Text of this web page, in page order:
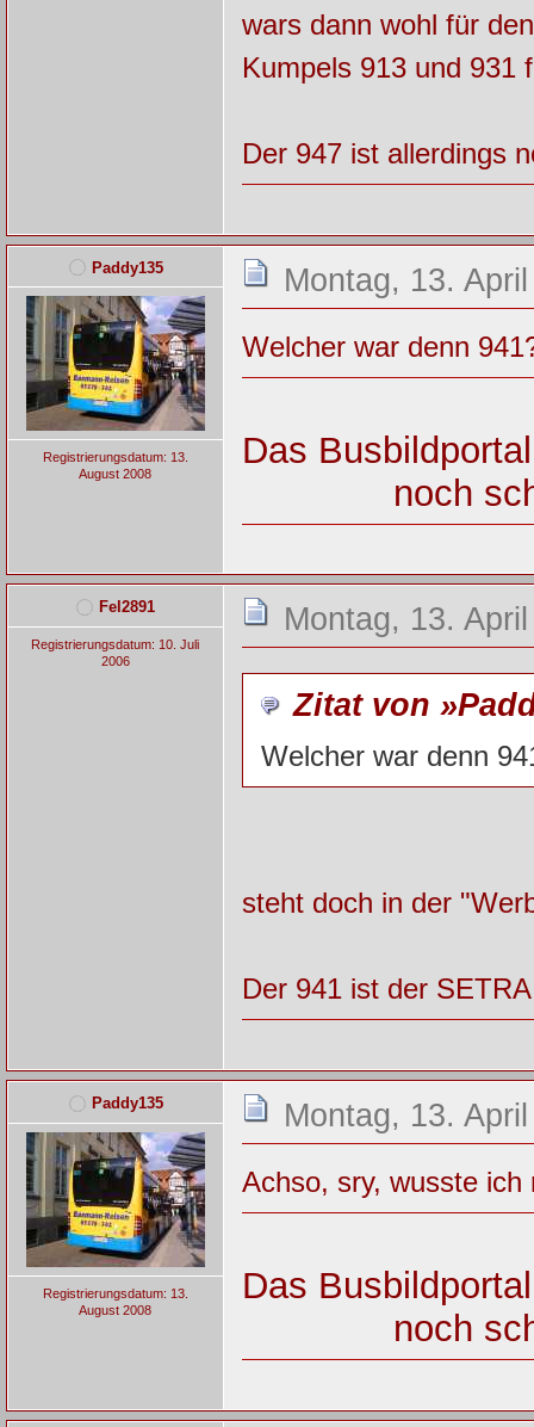
wars dann wohl für
Kumpels 913 und 931
Der 947 ist allerdings
Paddy135
Registrierungsdatum: 13.
August 2008
Montag, 13.
Welcher war denn
Das
noch
Fel2891
Registrierungsdatum: 10. Juli
2006
Montag, 13.
Zitat von
Welcher war denn
steht doch in der
Der 941 ist der
Paddy135
Registrierungsdatum: 13.
August 2008
Montag, 13.
Achso, sry, wusste
Das
noch